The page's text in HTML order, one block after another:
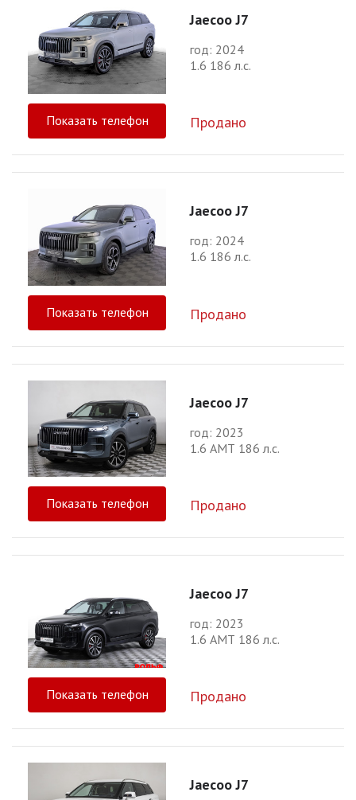
Jaecoo J7
год: 2024
1.6 186 л.с.
Показать телефон Продано
Jaecoo J7
год: 2024
1.6 186 л.с.
Показать телефон Продано
Jaecoo J7
год: 2023
1.6 АМТ 186 л.с.
Показать телефон Продано
Jaecoo J7
год: 2023
1.6 АМТ 186 л.с.
Показать телефон Продано
Jaecoo J7